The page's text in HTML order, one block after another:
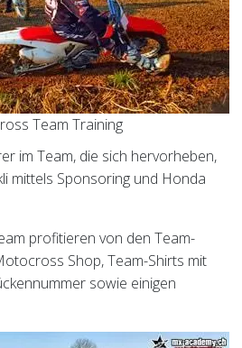
Team Training
im Team, die sich hervorheben,
mittels Sponsoring und Honda
profitieren von den Team-
Shop, Team-Shirts mit
sowie einigen